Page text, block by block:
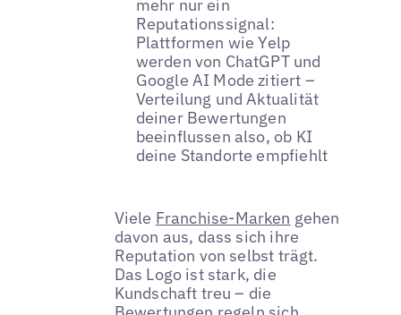
mehr nur ein
Reputationssignal:
Plattformen wie Yelp
werden von ChatGPT und
Google AI Mode zitiert –
Verteilung und Aktualität
deiner Bewertungen
beeinflussen also, ob KI
deine Standorte empfiehlt
Viele Franchise-Marken gehen
davon aus, dass sich ihre
Reputation von selbst trägt.
Das Logo ist stark, die
Kundschaft treu – die